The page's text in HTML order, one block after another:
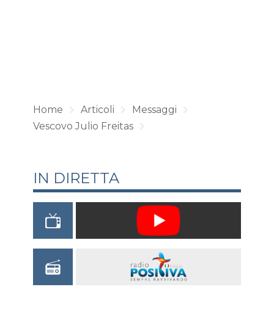
Home Articoli
Messaggi
Vescovo Julio Freitas
IN DIRETTA